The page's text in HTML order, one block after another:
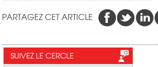
PARTAGEZ CET ARTICLE
SUIVEZ LE CERCLE